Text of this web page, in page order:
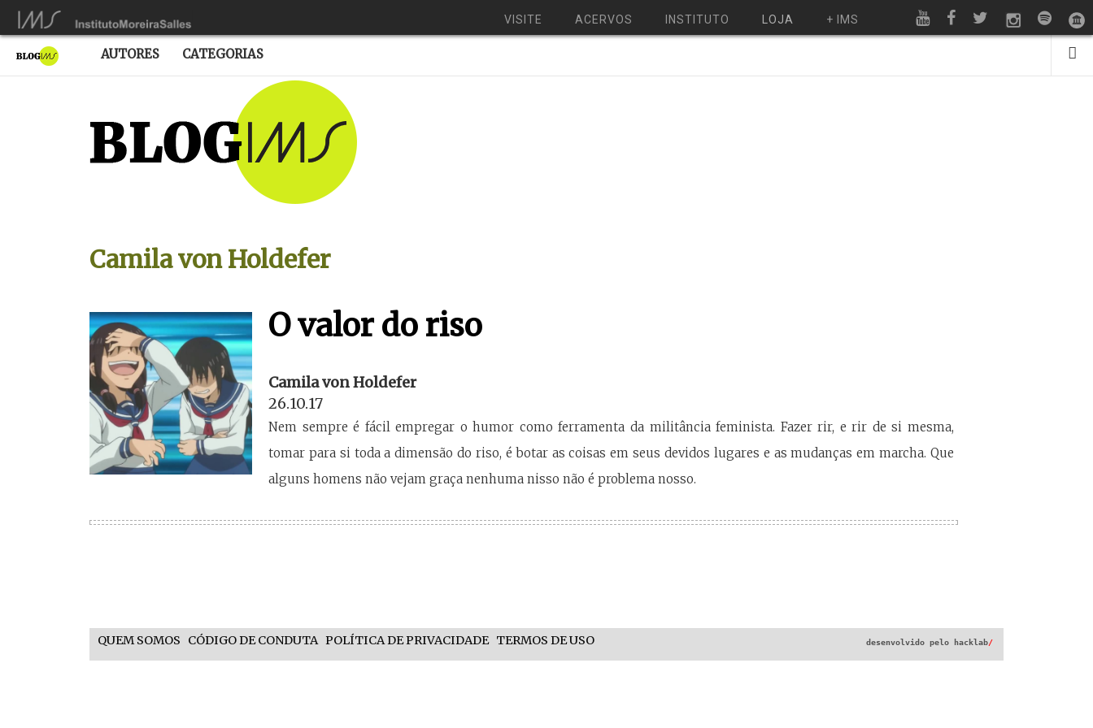
VISITE ACERVOS INSTITUTO LOJA + IMS
AUTORES CATEGORIAS
Camila von Holdefer
O valor do riso
Camila von Holdefer
26.10.17
Nem sempre é fácil empregar o humor como ferramenta da militância feminista. Fazer rir, e rir de si mesma,
tomar para si toda a dimensão do riso, é botar as coisas em seus devidos lugares e as mudanças em marcha. Que
alguns homens não vejam graça nenhuma nisso não é problema nosso.
QUEM SOMOS CÓDIGO DE CONDUTA POLÍTICA DE PRIVACIDADE TERMOS DE USO desenvolvido pelo hacklab/